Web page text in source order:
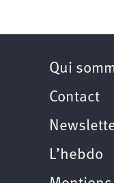
Qui
Contact
L’hebdo